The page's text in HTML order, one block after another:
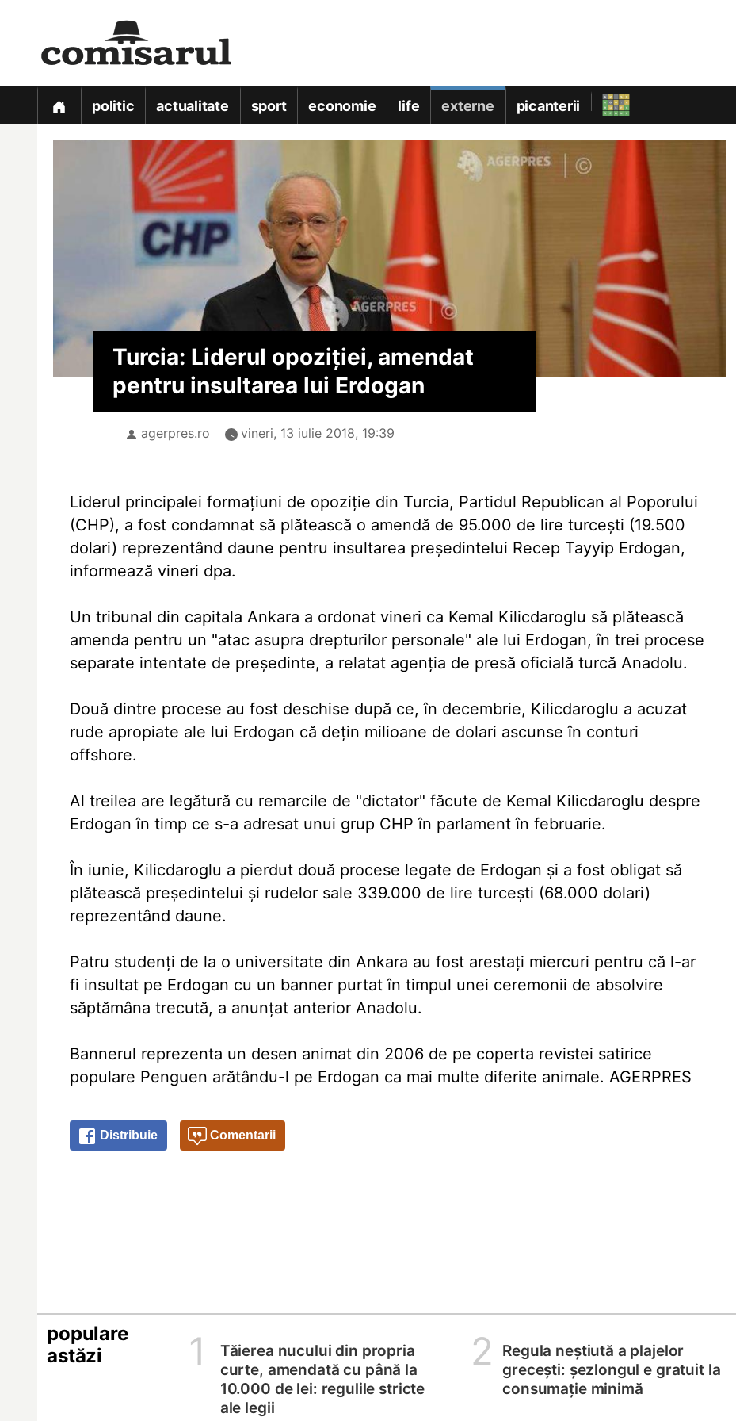
politic actualitate sport economie life externe picanterii
Turcia: Liderul opoziţiei, amendat
pentru insultarea lui Erdogan
agerpres.ro vineri, 13 iulie 2018, 19:39
Liderul principalei formaţiuni de opoziţie din Turcia, Partidul Republican al Poporului
(CHP), a fost condamnat să plătească o amendă de 95.000 de lire turceşti (19.500
dolari) reprezentând daune pentru insultarea preşedintelui Recep Tayyip Erdogan,
informează vineri dpa.
Un tribunal din capitala Ankara a ordonat vineri ca Kemal Kilicdaroglu să plătească
amenda pentru un "atac asupra drepturilor personale" ale lui Erdogan, în trei procese
separate intentate de preşedinte, a relatat agenţia de presă oficială turcă Anadolu.
Două dintre procese au fost deschise după ce, în decembrie, Kilicdaroglu a acuzat
rude apropiate ale lui Erdogan că deţin milioane de dolari ascunse în conturi
offshore.
Al treilea are legătură cu remarcile de "dictator" făcute de Kemal Kilicdaroglu despre
Erdogan în timp ce s-a adresat unui grup CHP în parlament în februarie.
În iunie, Kilicdaroglu a pierdut două procese legate de Erdogan şi a fost obligat să
plătească preşedintelui şi rudelor sale 339.000 de lire turceşti (68.000 dolari)
reprezentând daune.
Patru studenţi de la o universitate din Ankara au fost arestaţi miercuri pentru că l-ar
fi insultat pe Erdogan cu un banner purtat în timpul unei ceremonii de absolvire
săptămâna trecută, a anunţat anterior Anadolu.
Bannerul reprezenta un desen animat din 2006 de pe coperta revistei satirice
populare Penguen arătându-l pe Erdogan ca mai multe diferite animale. AGERPRES
Distribuie Comentarii
populare
astăzi
1
Tăierea nucului din propria
curte, amendată cu până la
10.000 de lei: regulile stricte
ale legii
2
Regula neștiută a plajelor
grecești: șezlongul e gratuit la
consumație minimă